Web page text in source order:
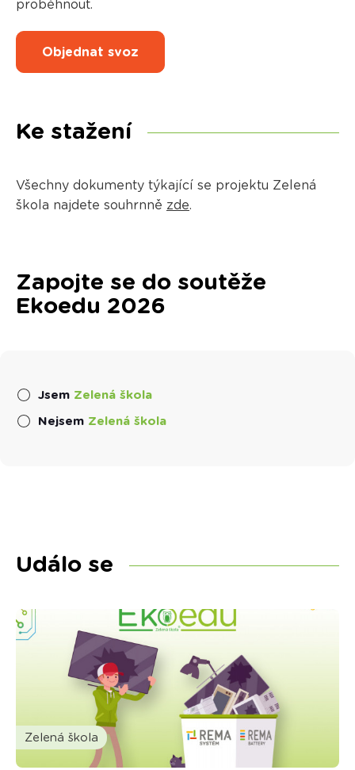
proběhnout.
Objednat svoz
Ke stažení
Všechny dokumenty týkající se projektu Zelená
škola najdete souhrnně zde.
Zapojte se do soutěže
Ekoedu 2026
Jsem Zelená škola
Nejsem Zelená škola
Událo se
Zelená škola